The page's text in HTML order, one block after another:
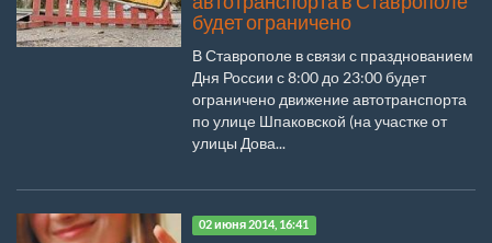
будет ограничено
В Ставрополе в связи с празднованием
Дня России с 8:00 до 23:00 будет
ограничено движение автотранспорта
по улице Шпаковской (на участке от
улицы Дова...
02 июня 2014, 16:41